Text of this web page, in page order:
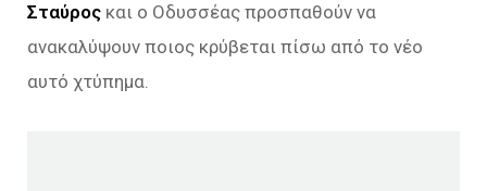
Σταύρος και ο Οδυσσέας προσπαθούν να
ανακαλύψουν ποιος κρύβεται πίσω από το νέο
αυτό χτύπημα.